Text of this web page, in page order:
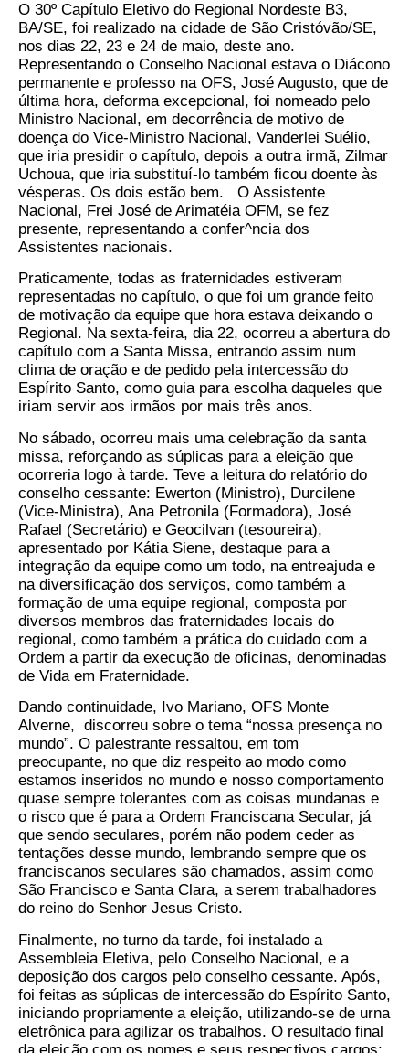
O 30º Capítulo Eletivo do Regional Nordeste B3,
BA/SE, foi realizado na cidade de São Cristóvão/SE,
nos dias 22, 23 e 24 de maio, deste ano.
Representando o Conselho Nacional estava o Diácono
permanente e professo na OFS, José Augusto, que de
última hora, deforma excepcional, foi nomeado pelo
Ministro Nacional, em decorrência de motivo de
doença do Vice-Ministro Nacional, Vanderlei Suélio,
que iria presidir o capítulo, depois a outra irmã, Zilmar
Uchoua, que iria substituí-lo também ficou doente às
vésperas. Os dois estão bem. O Assistente
Nacional, Frei José de Arimatéia OFM, se fez
presente, representando a confer^ncia dos
Assistentes nacionais.
Praticamente, todas as fraternidades estiveram
representadas no capítulo, o que foi um grande feito
de motivação da equipe que hora estava deixando o
Regional. Na sexta-feira, dia 22, ocorreu a abertura do
capítulo com a Santa Missa, entrando assim num
clima de oração e de pedido pela intercessão do
Espírito Santo, como guia para escolha daqueles que
iriam servir aos irmãos por mais três anos.
No sábado, ocorreu mais uma celebração da santa
missa, reforçando as súplicas para a eleição que
ocorreria logo à tarde. Teve a leitura do relatório do
conselho cessante: Ewerton (Ministro), Durcilene
(Vice-Ministra), Ana Petronila (Formadora), José
Rafael (Secretário) e Geocilvan (tesoureira),
apresentado por Kátia Siene, destaque para a
integração da equipe como um todo, na entreajuda e
na diversificação dos serviços, como também a
formação de uma equipe regional, composta por
diversos membros das fraternidades locais do
regional, como também a prática do cuidado com a
Ordem a partir da execução de oficinas, denominadas
de Vida em Fraternidade.
Dando continuidade, Ivo Mariano, OFS Monte
Alverne, discorreu sobre o tema “nossa presença no
mundo”. O palestrante ressaltou, em tom
preocupante, no que diz respeito ao modo como
estamos inseridos no mundo e nosso comportamento
quase sempre tolerantes com as coisas mundanas e
o risco que é para a Ordem Franciscana Secular, já
que sendo seculares, porém não podem ceder as
tentações desse mundo, lembrando sempre que os
franciscanos seculares são chamados, assim como
São Francisco e Santa Clara, a serem trabalhadores
do reino do Senhor Jesus Cristo.
Finalmente, no turno da tarde, foi instalado a
Assembleia Eletiva, pelo Conselho Nacional, e a
deposição dos cargos pelo conselho cessante. Após,
foi feitas as súplicas de intercessão do Espírito Santo,
iniciando propriamente a eleição, utilizando-se de urna
eletrônica para agilizar os trabalhos. O resultado final
da eleição com os nomes e seus respectivos cargos: